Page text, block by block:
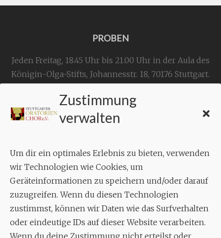
Zustimmung
verwalten
Um dir ein optimales Erlebnis zu bieten, verwenden
wir Technologien wie Cookies, um
Geräteinformationen zu speichern und/oder darauf
zuzugreifen. Wenn du diesen Technologien
zustimmst, können wir Daten wie das Surfverhalten
oder eindeutige IDs auf dieser Website verarbeiten.
Wenn du deine Zustimmung nicht erteilst oder
PROBEN
Jeden Freitag, 18.45 Uhr bis 21.00 Uhr in der Aula des
Königin-Olga-Stifts, Johannesstr. 18, 70176 Stuttgart.
KONTAKT
Geschäftsstelle:
Aixheimer Str. 18
70619 Stuttgart
MUSIK
Musikalischer Leiter:
Enrico Trummer